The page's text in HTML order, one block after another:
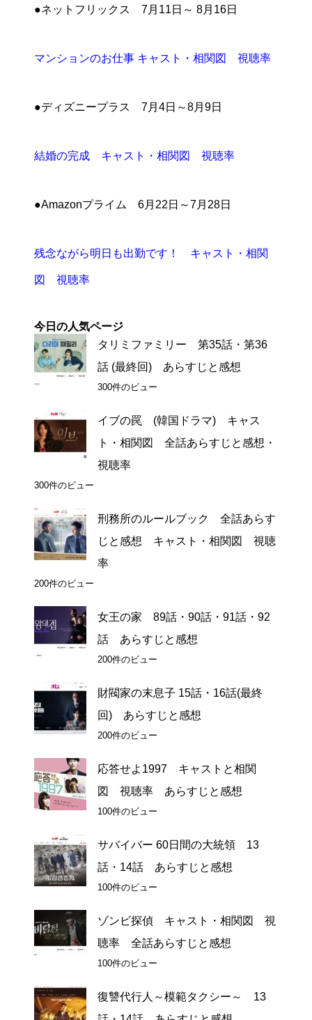
●ネットフリックス 7月11日～ 8月16日
マンションのお仕事 キャスト・相関図 視聴率
●ディズニープラス 7月4日～8月9日
結婚の完成 キャスト・相関図 視聴率
●Amazonプライム 6月22日～7月28日
残念ながら明日も出勤です！ キャスト・相関
図 視聴率
今日の人気ページ
タリミファミリー 第35話・第36
話 (最終回) あらすじと感想
300件のビュー
イブの罠 (韓国ドラマ) キャス
ト・相関図 全話あらすじと感想・
視聴率
300件のビュー
刑務所のルールブック 全話あらす
じと感想 キャスト・相関図 視聴
率
200件のビュー
女王の家 89話・90話・91話・92
話 あらすじと感想
200件のビュー
財閥家の末息子 15話・16話(最終
回) あらすじと感想
200件のビュー
応答せよ1997 キャストと相関
図 視聴率 あらすじと感想
100件のビュー
サバイバー 60日間の大統領 13
話・14話 あらすじと感想
100件のビュー
ゾンビ探偵 キャスト・相関図 視
聴率 全話あらすじと感想
100件のビュー
復讐代行人～模範タクシー～ 13